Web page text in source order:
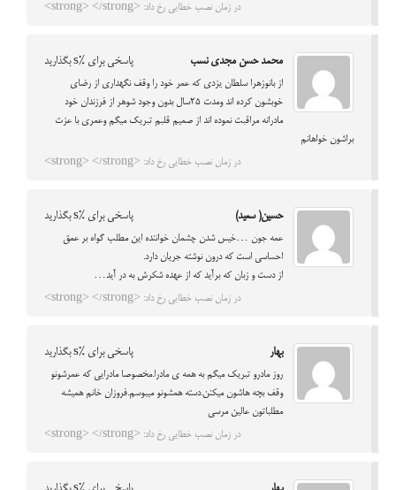
در زمان نصب خطایی رخ داد: <strong> </strong>
محمد حسن مجدی نسب پاسخی برای %s بگذارید
از بانوزهرا سلطان یزدی که عمر خود را وقف نگهداری از رضای
خوبشون کرده اند ومدت 25سال بدون وجود شوهر از فرزندان خود
مادرانه مراقبت نموده اند از صمیم قلبم تبریک میگم وعمری با عزت
براشون خواهانم
در زمان نصب خطایی رخ داد: <strong> </strong>
حسین( سعید) پاسخی برای %s بگذارید
عمه جون …خیس شدن چشمان خواننده این مطلب گواه بر عمق
احساسی است که درون نوشته جریان دارد.
از دست و زبان که برآید که از عهده شکرش به در آید…
در زمان نصب خطایی رخ داد: <strong> </strong>
بهار پاسخی برای %s بگذارید
روز مادرو تبریک میگم به همه ی مادرا.مخصوصا مادرایی که عمرشونو
وقف بچه هاشون میکنن.دسته همشونو میبوسم.فروزان خانم همیشه
مطلباتون عالین مرسی
در زمان نصب خطایی رخ داد: <strong> </strong>